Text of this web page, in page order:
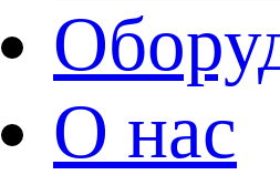
О нас